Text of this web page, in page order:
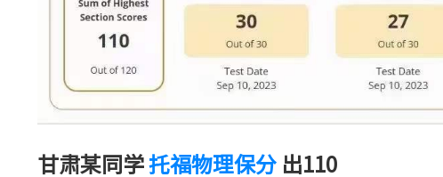
甘肃某同学 托福物理保分 出110